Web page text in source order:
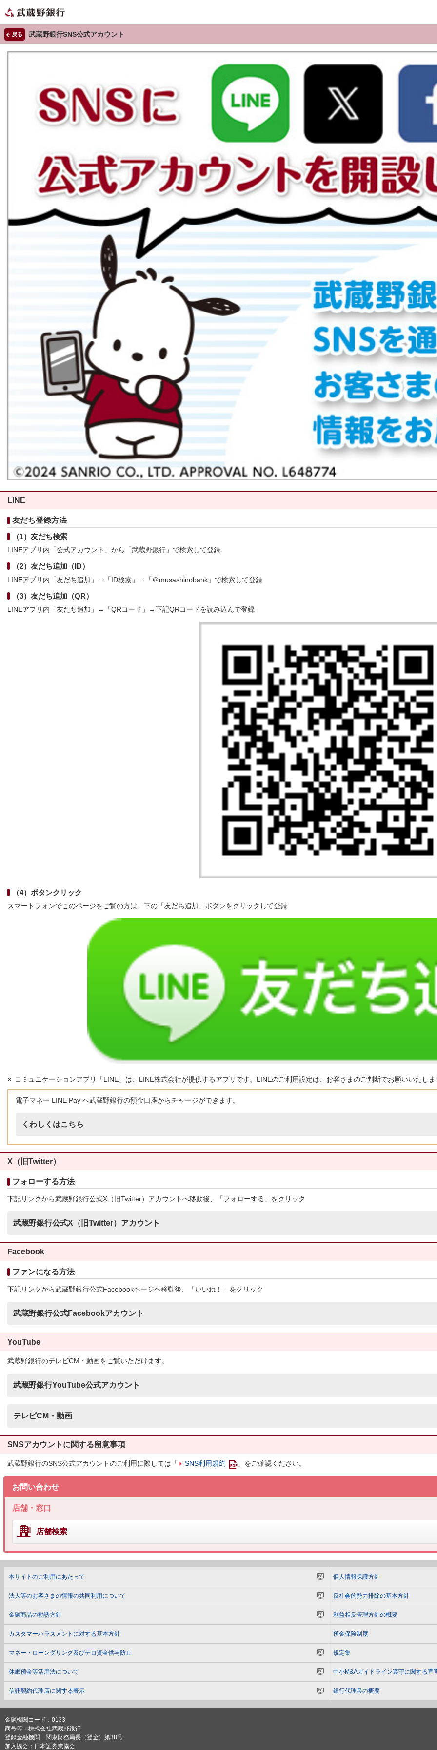
戻る 武蔵野銀行SNS公式アカウント
LINE
友だち登録方法
（1）友だち検索
LINEアプリ内「公式アカウント」から「武蔵野銀行」で検索して登録
（2）友だち追加（ID）
LINEアプリ内「友だち追加」→「ID検索」→「＠musashinobank」で検索して登録
（3）友だち追加（QR）
LINEアプリ内「友だち追加」→「QRコード」→下記QRコードを読み込んで登録
（4）ボタンクリック
スマートフォンでこのページをご覧の方は、下の「友だち追加」ボタンをクリックして登録
コミュニケーションアプリ「LINE」は、LINE株式会社が提供するアプリです。LINEのご利用設定は、お客さまのご判断でお願いいたしま
電子マネー LINE Pay へ武蔵野銀行の預金口座からチャージができます。
くわしくはこちら
X（旧Twitter）
フォローする方法
下記リンクから武蔵野銀行公式X（旧Twitter）アカウントへ移動後、「フォローする」をクリック
武蔵野銀行公式X（旧Twitter）アカウント
Facebook
ファンになる方法
下記リンクから武蔵野銀行公式Facebookページへ移動後、「いいね！」をクリック
武蔵野銀行公式Facebookアカウント
YouTube
武蔵野銀行のテレビCM・動画をご覧いただけます。
武蔵野銀行YouTube公式アカウント
テレビCM・動画
SNSアカウントに関する留意事項
武蔵野銀行のSNS公式アカウントのご利用に際しては「 SNS利用規約 」をご確認ください。
お問い合わせ
店舗・窓口
店舗検索
本サイトのご利用にあたって 個人情報保護方針
法人等のお客さまの情報の共同利用について 反社会的勢力排除の基本方針
金融商品の勧誘方針 利益相反管理方針の概要
カスタマーハラスメントに対する基本方針 預金保険制度
マネー・ローンダリング及びテロ資金供与防止 規定集
休眠預金等活用法について 中小M&Aガイドライン遵守に関する宣
信託契約代理店に関する表示 銀行代理業の概要
金融機関コード：0133
商号等：株式会社武蔵野銀行
登録金融機関 関東財務局長（登金）第38号
加入協会：日本証券業協会